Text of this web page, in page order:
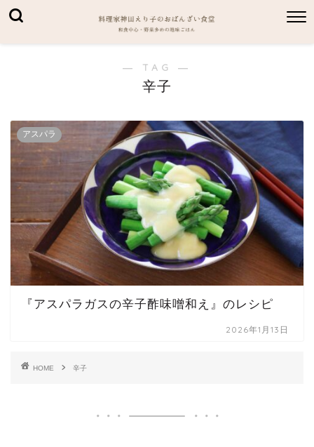
― TAG ―
辛子
アスパラ
『アスパラガスの辛子酢味噌和え』のレシピ
2026年1月13日
HOME 辛子